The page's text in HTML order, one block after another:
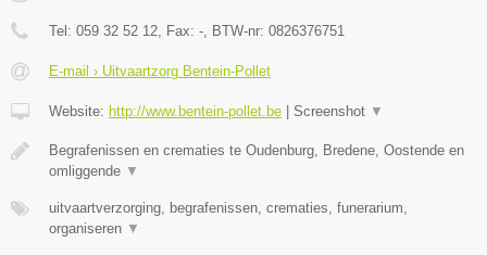
Tel: 059 32 52 12 , Fax: - , BTW-nr: 0826376751
E-mail › Uitvaartzorg Bentein-Pollet
Website: http://www.bentein-pollet.be | Screenshot ▼
Begrafenissen en crematies te Oudenburg, Bredene, Oostende en
omliggende ▼
uitvaartverzorging, begrafenissen, crematies, funerarium,
organiseren ▼